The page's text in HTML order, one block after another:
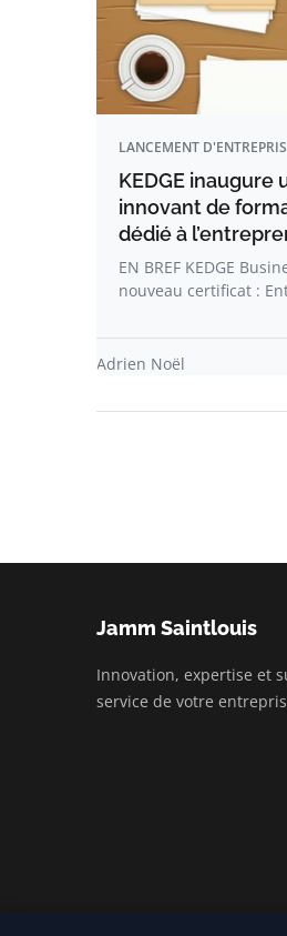
LANCEMENT
KEDGE inaugure
innovant de
dédié à
EN BREF KEDGE
nouveau certificat :
Adrien Noël
Jamm Saintlouis
Innovation, expertise et
service de votre